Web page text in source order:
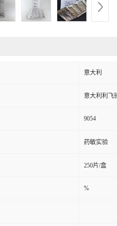
意大利
意大利利飞
9054
药敏实验
250片/盒
%